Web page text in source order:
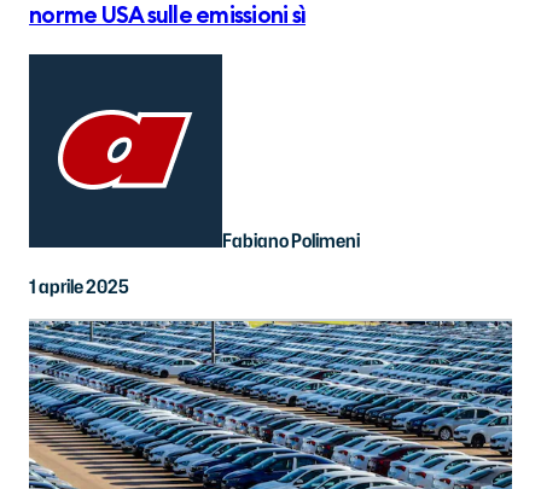
norme USA sulle emissioni sì
Fabiano Polimeni
1 aprile 2025